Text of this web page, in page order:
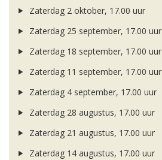
Zaterdag 2 oktober, 17.00 uur
Zaterdag 25 september, 17.00 uur
Zaterdag 18 september, 17.00 uur
Zaterdag 11 september, 17.00 uur
Zaterdag 4 september, 17.00 uur
Zaterdag 28 augustus, 17.00 uur
Zaterdag 21 augustus, 17.00 uur
Zaterdag 14 augustus, 17.00 uur